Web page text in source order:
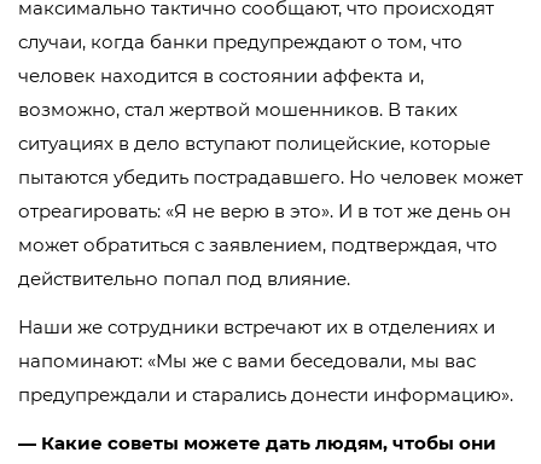
максимально тактично сообщают, что происходят
случаи, когда банки предупреждают о том, что
человек находится в состоянии аффекта и,
возможно, стал жертвой мошенников. В таких
ситуациях в дело вступают полицейские, которые
пытаются убедить пострадавшего. Но человек может
отреагировать: «Я не верю в это». И в тот же день он
может обратиться с заявлением, подтверждая, что
действительно попал под влияние.
Наши же сотрудники встречают их в отделениях и
напоминают: «Мы же с вами беседовали, мы вас
предупреждали и старались донести информацию».
— Какие советы можете дать людям, чтобы они